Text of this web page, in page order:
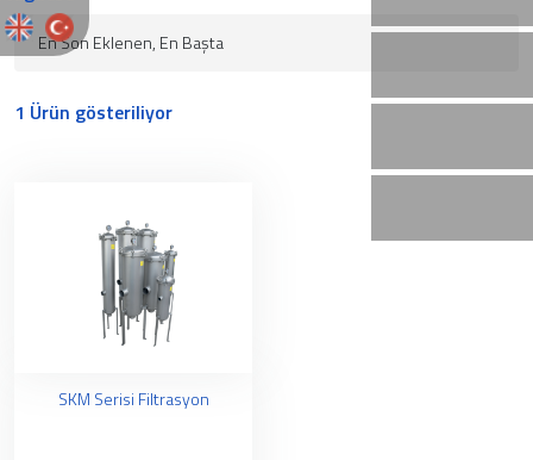
1 Ürün gösteriliyor
SKM Serisi Filtrasyon